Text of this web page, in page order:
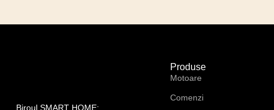
Biroul SMART HOME:
Produse
Motoare
Comenzi